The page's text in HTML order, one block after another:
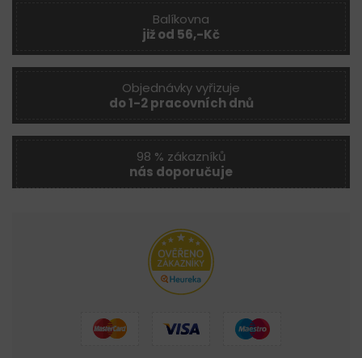
Balíkovna
již od 56,-Kč
Objednávky vyřizuje
do 1-2 pracovních dnů
98 % zákazníků
nás doporučuje